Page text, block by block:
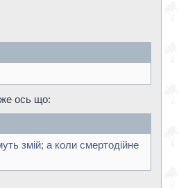
ось що:
змій; а коли смертодійне